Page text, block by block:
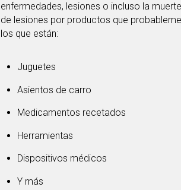
enfermedades, lesiones o incluso la
de lesiones ​​por productos que
los que están:
Juguetes
Asientos de carro
Medicamentos recetados
Herramientas
Dispositivos médicos
Y más